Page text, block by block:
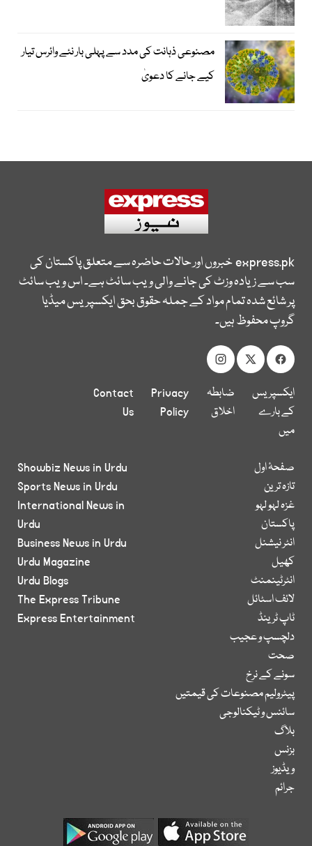
مصنوعی ذہانت کی مدد سے پہلی بار نئے وائرس تیار
کیے جانے کا دعویٰ
express.pkخبروں اور حالات حاضرہ سے متعلق پاکستان کی
سب سے زیادہ وزٹ کی جانے والی ویب سائٹ ہے۔ اس ویب سائٹ
پر شائع شدہ تمام مواد کے جملہ حقوق بحق ایکسپریس میڈیا
گروپ محفوظ ہیں۔
ایکسپریس
کے بارے
میں
ضابطہ
اخلاق
Privacy
Policy
Contact
Us
صفحۂ اول
تازہ ترین
غزہ لہو لہو
پاکستان
انٹر نیشنل
کھیل
انٹرٹینمنٹ
لائف اسٹائل
ٹاپ ٹرینڈ
دلچسپ و عجیب
صحت
سونے کے نرخ
پیٹرولیم مصنوعات کی قیمتیں
سائنس و ٹیکنالوجی
بلاگ
بزنس
ویڈیوز
جرائم
Showbiz News in Urdu
Sports News in Urdu
International News in
Urdu
Business News in Urdu
Urdu Magazine
Urdu Blogs
The Express Tribune
Express Entertainment